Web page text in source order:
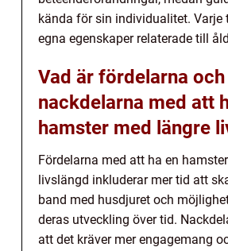
kända för sin individualitet. Varje
egna egenskaper relaterade till
Vad är fördelarna och
nackdelarna med att
hamster med längre
Fördelarna med att ha en
livslängd inkluderar mer tid att
band med husdjuret och
deras utveckling över tid.
att det kräver mer engagemang